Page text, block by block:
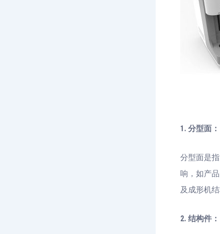
1. 分型面：
分型面是
响，如产
及成形机
2. 结构件：